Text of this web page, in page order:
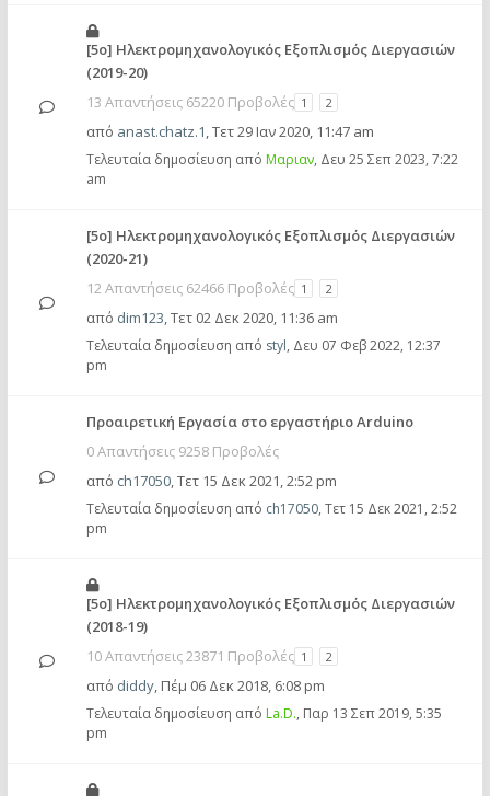
[5ο] Ηλεκτρομηχανολογικός Εξοπλισμός Διεργασιών
(2019-20)
13 Απαντήσεις 65220 Προβολές 1 2
από anast.chatz.1,Τετ 29 Ιαν 2020, 11:47 am
Τελευταία δημοσίευση από Μαριαν, Δευ 25 Σεπ 2023, 7:22
am
[5ο] Ηλεκτρομηχανολογικός Εξοπλισμός Διεργασιών
(2020-21)
12 Απαντήσεις 62466 Προβολές 1 2
από dim123,Τετ 02 Δεκ 2020, 11:36 am
Τελευταία δημοσίευση από styl, Δευ 07 Φεβ 2022, 12:37
pm
Προαιρετική Εργασία στο εργαστήριο Arduino
0 Απαντήσεις 9258 Προβολές
από ch17050,Τετ 15 Δεκ 2021, 2:52 pm
Τελευταία δημοσίευση από ch17050, Τετ 15 Δεκ 2021, 2:52
pm
[5ο] Ηλεκτρομηχανολογικός Εξοπλισμός Διεργασιών
(2018-19)
10 Απαντήσεις 23871 Προβολές 1 2
από diddy, Πέμ 06 Δεκ 2018, 6:08 pm
Τελευταία δημοσίευση από La.D., Παρ 13 Σεπ 2019, 5:35
pm